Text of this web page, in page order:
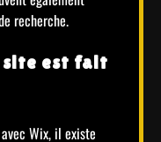
recherche.
site est fait
Wix, il existe